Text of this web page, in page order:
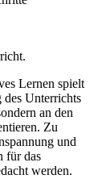
Lernen spielt
Unterrichts
an den
Zu
und
für das
werden.